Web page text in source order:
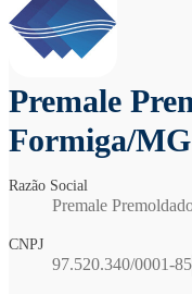
Premale
Formiga/MG
Razão Social
Premale
CNPJ
97.520.340/0001-85